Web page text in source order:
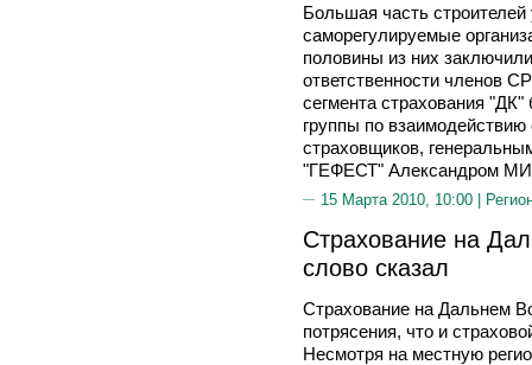
Большая часть
саморегулируемые
половины из них
ответственности членов
сегмента страхования
группы по
страховщиков,
"ГЕФЕСТ" Александром
15 Марта 2010, 10:00 |
Страхование на
слово сказал
Страхование на Дальнем
потрясения, что и
Несмотря на местную